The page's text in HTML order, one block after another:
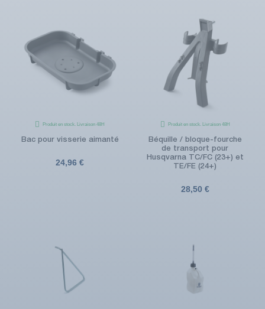
Produit en stock. Livraison 48H
Bac pour visserie aimanté
24,96 €
Produit en stock. Livraison 48H
Béquille / bloque-fourche
de transport pour
Husqvarna TC/FC (23+) et
TE/FE (24+)
28,50 €